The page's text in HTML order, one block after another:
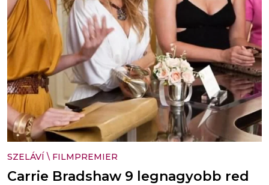
SZELÁVÍ \ FILMPREMIER
Carrie Bradshaw 9 legnagyobb red